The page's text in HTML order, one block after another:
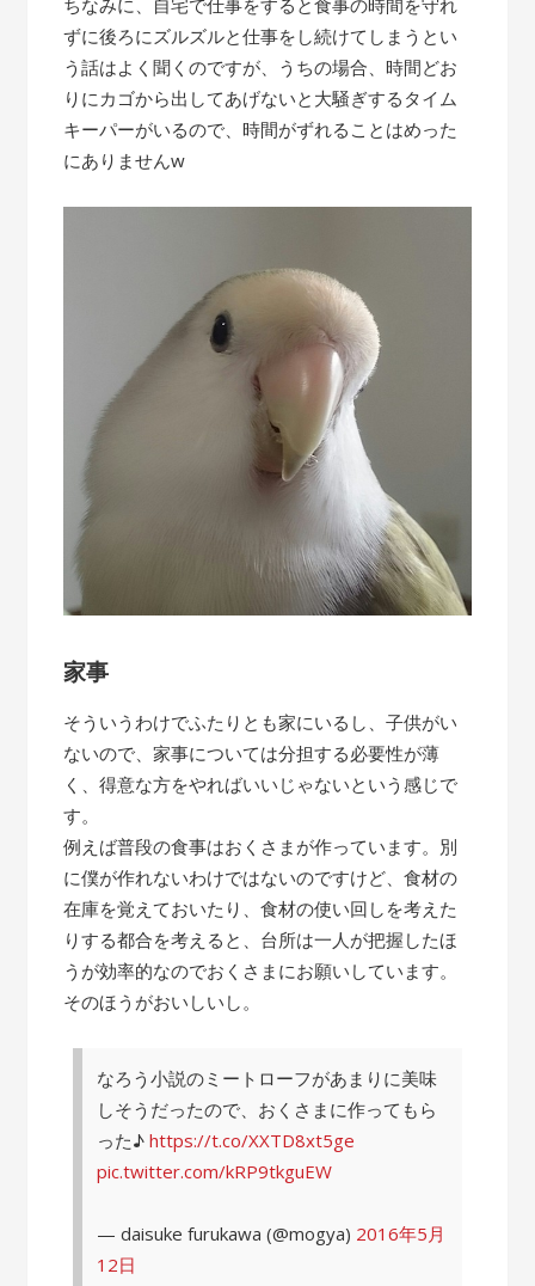
ちなみに、自宅で仕事をすると食事の時間を守れ
ずに後ろにズルズルと仕事をし続けてしまうとい
う話はよく聞くのですが、うちの場合、時間どお
りにカゴから出してあげないと大騒ぎするタイム
キーパーがいるので、時間がずれることはめった
にありませんw
家事
そういうわけでふたりとも家にいるし、子供がい
ないので、家事については分担する必要性が薄
く、得意な方をやればいいじゃないという感じで
す。
例えば普段の食事はおくさまが作っています。別
に僕が作れないわけではないのですけど、食材の
在庫を覚えておいたり、食材の使い回しを考えた
りする都合を考えると、台所は一人が把握したほ
うが効率的なのでおくさまにお願いしています。
そのほうがおいしいし。
なろう小説のミートローフがあまりに美味
しそうだったので、おくさまに作ってもら
った♪https://t.co/XXTD8xt5ge
pic.twitter.com/kRP9tkguEW
— daisuke furukawa (@mogya) 2016年5月
12日